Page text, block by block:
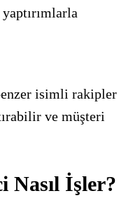
isimli rakipler
ve müşteri
Nasıl İşler?